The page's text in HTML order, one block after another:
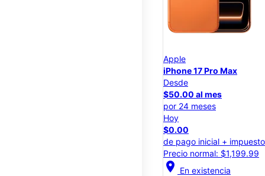
Apple
iPhone 17 Pro Max
Desde
$50.00 al mes
por 24 meses
Hoy
$0.00
de pago inicial +
Precio normal: $1,199.99
location_on En existencia